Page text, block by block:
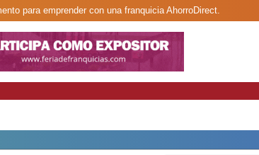
para emprender con una franquicia AhorroDirect.